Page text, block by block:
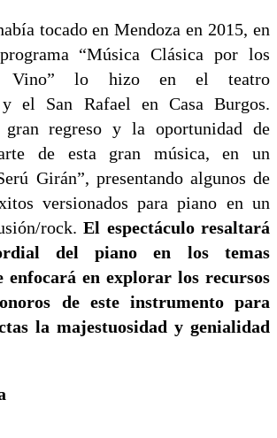
tocado en Mendoza en 2015, en
“Música Clásica por los
Vino” lo hizo en el teatro
y el San Rafael en Casa Burgos.
regreso y la oportunidad de
de esta gran música, en un
Girán”, presentando algunos de
versionados para piano en un
rock. El espectáculo resaltará
del piano en los temas
enfocará en explorar los recursos
de este instrumento para
la majestuosidad y genialidad